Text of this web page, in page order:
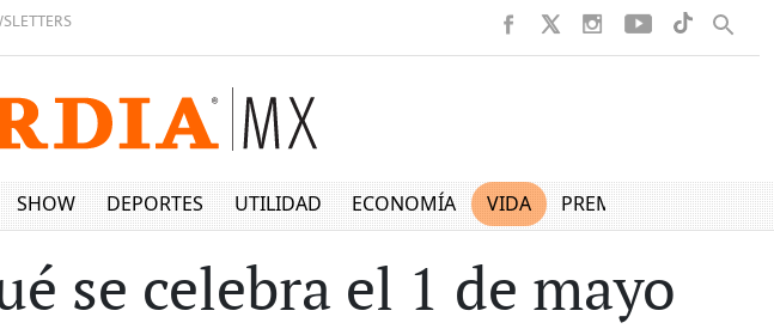
SHOW DEPORTES UTILIDAD ECONOMÍA VIDA PREMIUM
se celebra el 1 de mayo